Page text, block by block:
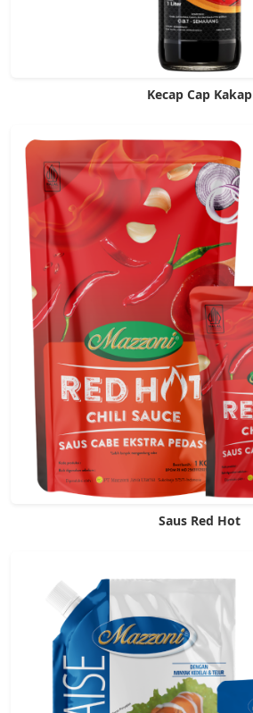
Kecap Cap Kakap
Saus Red Hot